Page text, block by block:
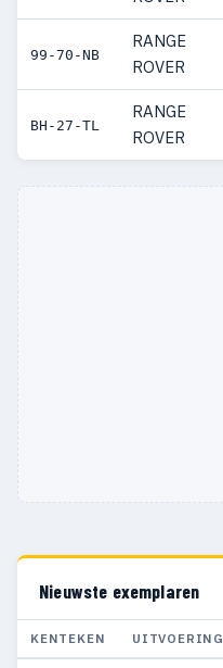
99-70-NB
RANGE
ROVER
BH-27-TL
RANGE
ROVER
Nieuwste exemplaren
KENTEKEN UITVOERING